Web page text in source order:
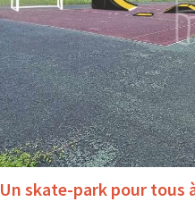
Un skate-park pour tous